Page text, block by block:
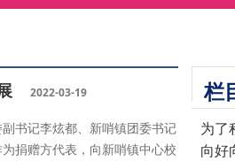
2022-03-19
书记李炫都、新哨镇团委书记
捐赠方代表，向新哨镇中心校
栏
为了
向好